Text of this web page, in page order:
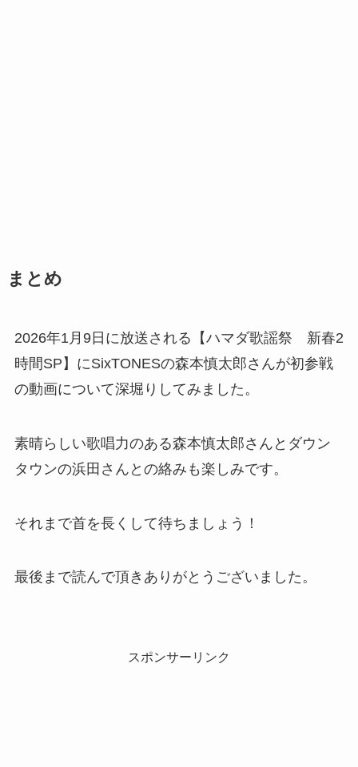
まとめ
2026年1月9日に放送される【ハマダ歌謡祭 新春2
時間SP】にSixTONESの森本慎太郎さんが初参戦
の動画について深堀りしてみました。
素晴らしい歌唱力のある森本慎太郎さんとダウン
タウンの浜田さんとの絡みも楽しみです。
それまで首を長くして待ちましょう！
最後まで読んで頂きありがとうございました。
スポンサーリンク